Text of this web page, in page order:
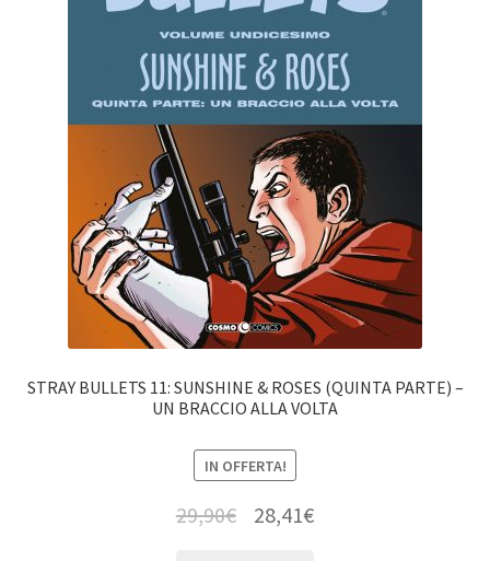
STRAY BULLETS 11: SUNSHINE & ROSES (QUINTA PARTE) –
UN BRACCIO ALLA VOLTA
IN OFFERTA!
29,90€ 28,41€